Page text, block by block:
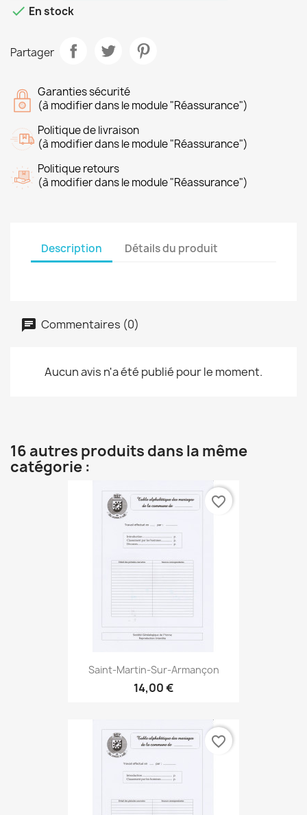
 En stock
Partager
Garanties sécurité
(à modifier dans le module "Réassurance")
Politique de livraison
(à modifier dans le module "Réassurance")
Politique retours
(à modifier dans le module "Réassurance")
Description Détails du produit
Commentaires (0)
Aucun avis n'a été publié pour le moment.
16 autres produits dans la même
catégorie :
Saint-Martin-Sur-Armançon
14,00 €
favorite_border
favorite_border